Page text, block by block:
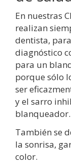
En nuestras
realizan
dentista,
diagnóstico
para un
porque sólo
ser
y el sarro
blanqueador.
También se
la sonrisa,
color.